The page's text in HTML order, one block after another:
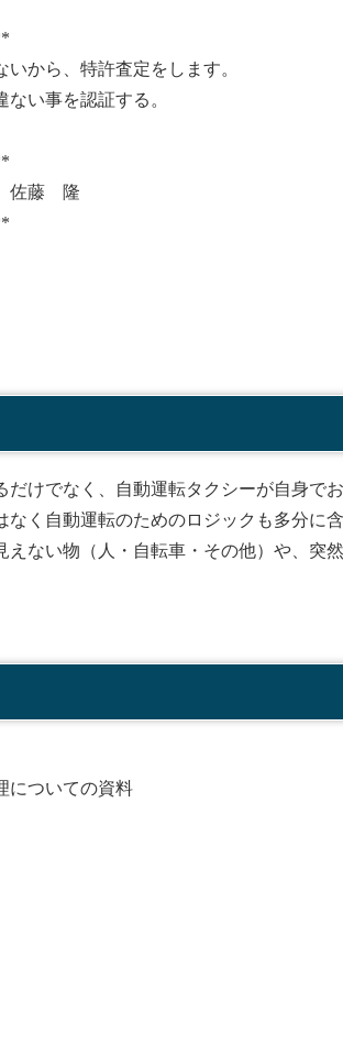
から、特許査定をします。
い事を認証する。
佐藤 隆
けでなく、自動運転タクシーが自身で
く自動運転のためのロジックも多分に
ない物（人・自転車・その他）や、突
についての資料